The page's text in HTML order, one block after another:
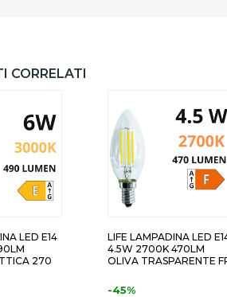
E14 5W 4000K
CORRELATI
LED E14
270
LIFE LAMPADINA LED
4.5W 2700K 470LM
OLIVA TRASPARENTE
-45%